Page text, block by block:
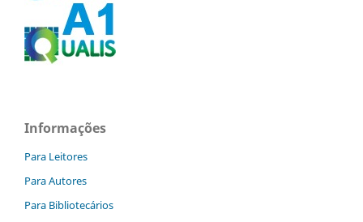
Informações
Para Leitores
Para Autores
Para Bibliotecários